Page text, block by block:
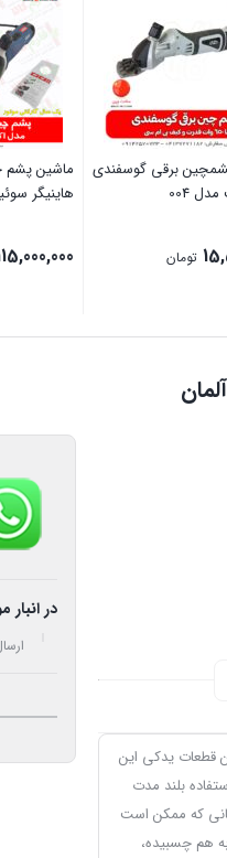
برقی گوسفندی
004
تومان
ماشین پشم
هاینیگر
بستن
قطعات یدکی این
بلند مدت
که ممکن است
هم چسبیده،
در